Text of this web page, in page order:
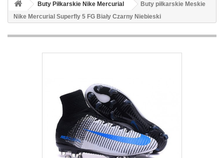
Buty Piłkarskie Nike Mercurial
Buty piłkarskie Meskie
Nike Mercurial Superfly 5 FG Biały Czarny Niebieski